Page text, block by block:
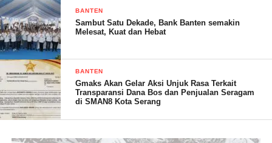
merekayasa dan menghibahkan tanah wakaf surau kepada pihak
Pemerintah dan jika itu benar pihaknya akan melaporkannya
kepada APH ( Aparat Penegak hukum ), oleh karenanya saya
pun akan langsung menemui Pak Rahmat selaku Kepala Dinas
Perkim Provinsi Banten, untuk meminta penjelasan terkait Tanah
wakaf surau dari keluarganya dialihfungsikan dan dibangun
gedung balai warga,” Beber Arif.
BANTEN
Sambut Satu Dekade, Bank Banten semakin
Melesat, Kuat dan Hebat
BANTEN
Gmaks Akan Gelar Aksi Unjuk Rasa Terkait
Transparansi Dana Bos dan Penjualan Seragam
di SMAN8 Kota Serang